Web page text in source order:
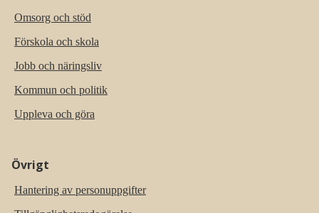
Omsorg och stöd
Förskola och skola
Jobb och näringsliv
Kommun och politik
Uppleva och göra
Övrigt
Hantering av personuppgifter